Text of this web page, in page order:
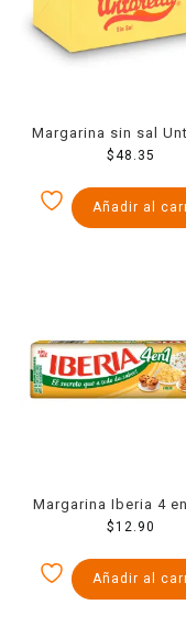
Margarina sin sal
en barra 1 kg
$48.35
Añadir al
Margarina Iberia 4
sal 90 g
$12.90
Añadir al